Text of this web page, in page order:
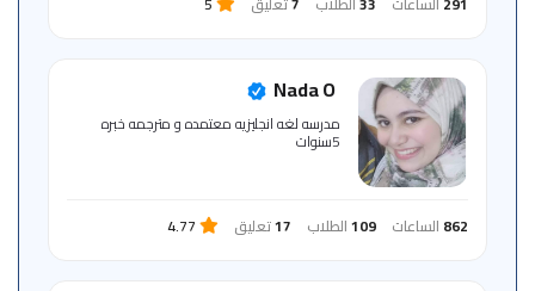
Nada O
مدرسه لغه انجليزيه معتمده و مترجمه خبره
5سنوات
862 الساعات 109الطلاب 17تعليق 4.77